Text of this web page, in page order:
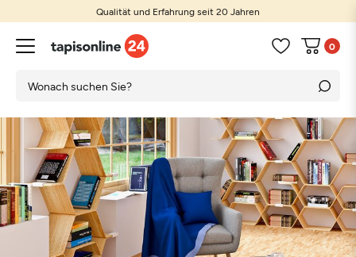
Qualität und Erfahrung seit 20 Jahren
0